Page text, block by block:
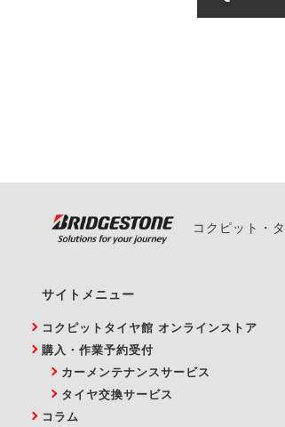
ま
コクピット・
サイトメニュー
コクピットタイヤ館 オンラインストア
購入・作業予約受付
カーメンテナンスサービス
タイヤ交換サービス
コラム